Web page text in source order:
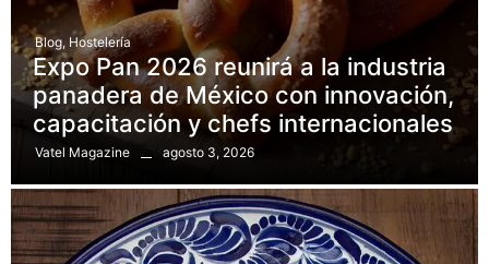
Blog, Hostelería
Expo Pan 2026 reunirá a la industria
panadera de México con innovación,
capacitación y chefs internacionales
Vatel Magazine agosto 3, 2026